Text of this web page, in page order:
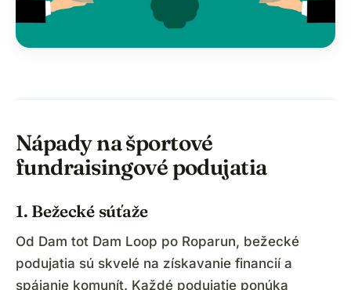
Nápady na športové
fundraisingové podujatia
1. Bežecké súťaže
Od Dam tot Dam Loop po Roparun, bežecké
podujatia sú skvelé na získavanie financií a
spájanie komunít. Každé podujatie ponúka